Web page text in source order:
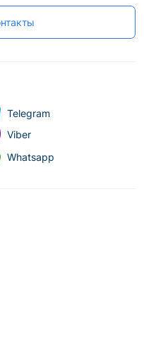
Telegram
Viber
Whatsapp